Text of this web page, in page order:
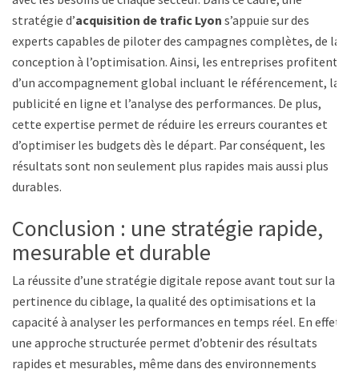
stratégie d’acquisition de trafic Lyon s’appuie sur des
experts capables de piloter des campagnes complètes, de la
conception à l’optimisation. Ainsi, les entreprises profitent
d’un accompagnement global incluant le référencement, la
publicité en ligne et l’analyse des performances. De plus,
cette expertise permet de réduire les erreurs courantes et
d’optimiser les budgets dès le départ. Par conséquent, les
résultats sont non seulement plus rapides mais aussi plus
durables.
Conclusion : une stratégie rapide,
mesurable et durable
La réussite d’une stratégie digitale repose avant tout sur la
pertinence du ciblage, la qualité des optimisations et la
capacité à analyser les performances en temps réel. En effet,
une approche structurée permet d’obtenir des résultats
rapides et mesurables, même dans des environnements